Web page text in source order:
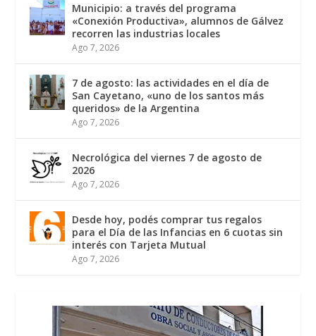
Municipio: a través del programa
«Conexión Productiva», alumnos de Gálvez
recorren las industrias locales
Ago 7, 2026
7 de agosto: las actividades en el día de
San Cayetano, «uno de los santos más
queridos» de la Argentina
Ago 7, 2026
Necrológica del viernes 7 de agosto de
2026
Ago 7, 2026
Desde hoy, podés comprar tus regalos
para el Día de las Infancias en 6 cuotas sin
interés con Tarjeta Mutual
Ago 7, 2026